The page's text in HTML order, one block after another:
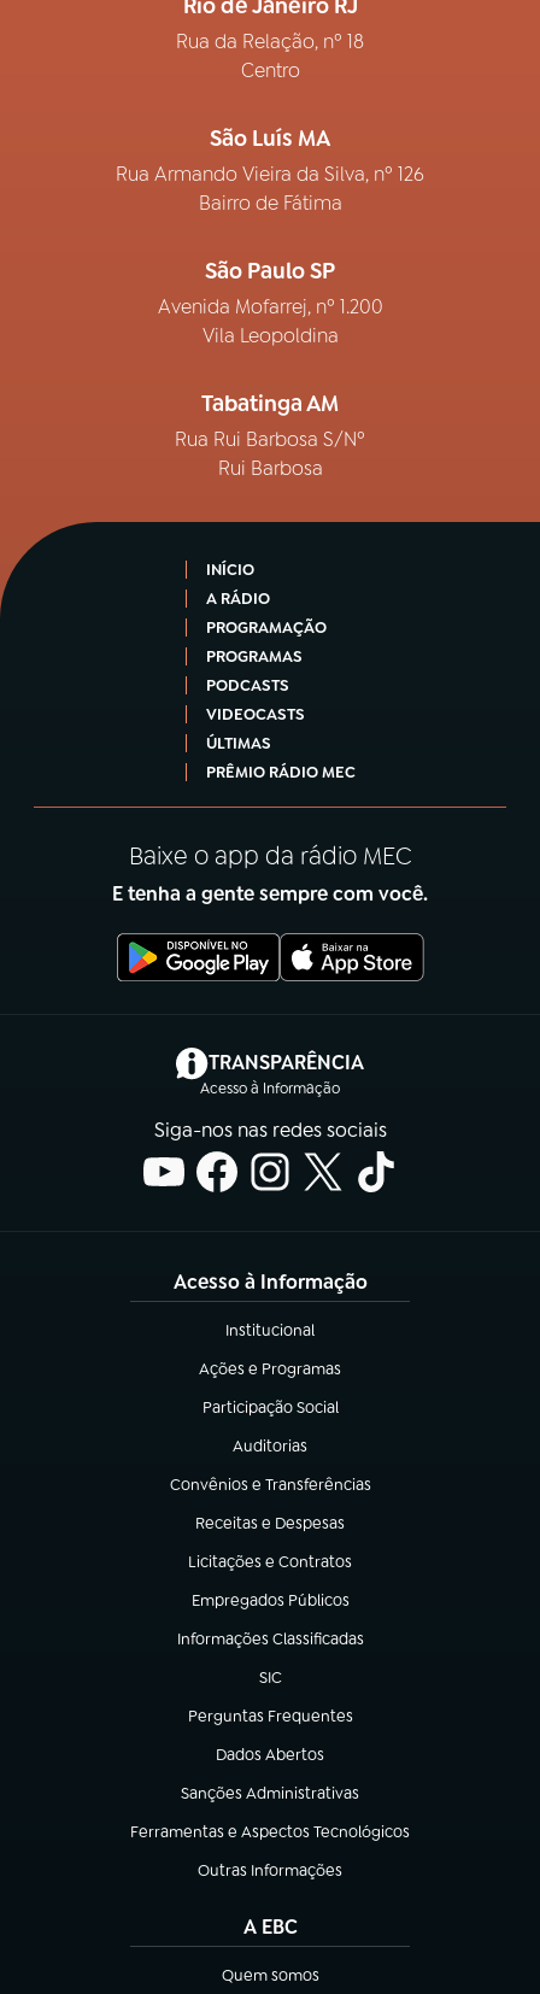
Rua da Relação, nº 18
Centro
São Luís MA
Rua Armando Vieira da Silva, nº 126
Bairro de Fátima
São Paulo SP
Avenida Mofarrej, nº 1.200
Vila Leopoldina
Tabatinga AM
Rua Rui Barbosa S/Nº
Rui Barbosa
INÍCIO
A RÁDIO
PROGRAMAÇÃO
PROGRAMAS
PODCASTS
VIDEOCASTS
ÚLTIMAS
PRÊMIO RÁDIO MEC
Baixe o app da rádio MEC
E tenha a gente sempre com você.
TRANSPARÊNCIA
Acesso à Informação
(abre em nova aba)
Siga-nos nas redes sociais
Acesso à Informação
Institucional
(abre em nova aba)
Ações e Programas
(abre em nova aba)
Participação Social
(abre em nova aba)
Auditorias
(abre em nova aba)
Convênios e Transferências
(abre em nova aba)
Receitas e Despesas
(abre em nova aba)
Licitações e Contratos
(abre em nova aba)
Empregados Públicos
(abre em nova aba)
Informações Classificadas
(abre em nova aba)
SIC
(abre em nova aba)
Perguntas Frequentes
(abre em nova aba)
Dados Abertos
(abre em nova aba)
Sanções Administrativas
(abre em nova aba)
Ferramentas e Aspectos Tecnológicos
(abre em nova aba)
Outras Informações
(abre em nova aba)
A EBC
Quem somos
(abre em nova aba)